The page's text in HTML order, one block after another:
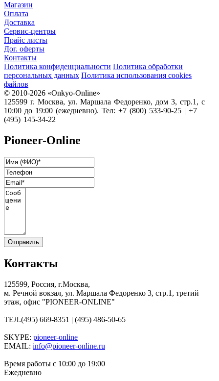
Магазин
Оплата
Доставка
Сервис-центры
Прайс листы
Дог. оферты
Контакты
Политика конфиденциальности Политика обработки
персональных данных Политика использования cookies
файлов
© 2010-2026 «Onkyo-Online»
125599 г. Москва, ул. Маршала Федоренко, дом 3, стр.1, с
10:00 до 19:00 (ежедневно). Тел: +7 (800) 533-90-25 | +7
(495) 145-34-22
Pioneer-Online
Контакты
125599, Россия, г.Москва,
м. Речной вокзал, ул. Маршала Федоренко 3, стр.1, третий
этаж, офис "PIONEER-ONLINE"
ТЕЛ.(495) 669-8351 | (495) 486-50-65
SKYPE: pioneer-online
EMAIL: info@pioneer-online.ru
Время работы с 10:00 до 19:00
Ежедневно